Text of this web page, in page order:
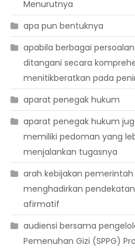
Menurutnya
apa pun bentuknya
apabila berbagai
ditangani secara
menitikberatkan pada
aparat penegak hukum
aparat penegak hukum
memiliki pedoman yang
menjalankan tugasnya
arah kebijakan
menghadirkan
afirmatif
audiensi bersama
Pemenuhan Gizi (SPPG)